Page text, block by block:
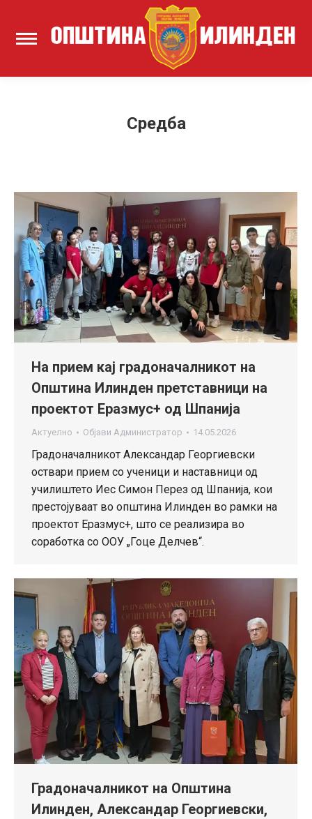
Средба
На прием кај градоначалникот на
Општина Илинден претставници на
проектот Еразмус+ од Шпанија
Актуелно Објави Администратор 14.05.2026
Градоначалникот Александар Георгиевски
оствари прием со ученици и наставници од
училиштето Иес Симон Перез од Шпанија, кои
престојуваат во општина Илинден во рамки на
проектот Еразмус+, што се реализира во
соработка со ООУ „Гоце Делчев“.
Градоначалникот на Општина
Илинден, Александар Георгиевски,